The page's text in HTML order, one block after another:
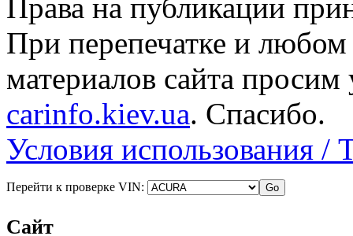
Права на публикации
При перепечатке и
материалов сайта просим
carinfo.kiev.ua. Спасибо.
Условия использования /
Перейти к проверке VIN:
Сайт